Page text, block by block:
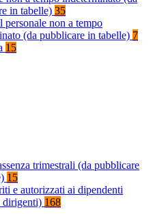
in tabelle) 35
personale non a tempo
(da pubblicare in tabelle) 7
15
trimestrali (da pubblicare
15
e autorizzati ai dipendenti
dirigenti) 168